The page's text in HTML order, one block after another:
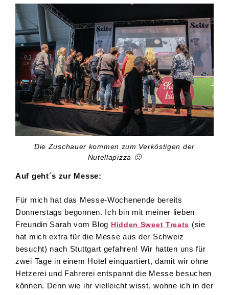
Die Zuschauer kommen zum Verköstigen der
Nutellapizza 🙂
Auf geht´s zur Messe:
Für mich hat das Messe-Wochenende bereits
Donnerstags begonnen. Ich bin mit meiner lieben
Freundin Sarah vom Blog Hidden Sweet Treats (sie
hat mich extra für die Messe aus der Schweiz
besucht) nach Stuttgart gefahren! Wir hatten uns für
zwei Tage in einem Hotel einquartiert, damit wir ohne
Hetzerei und Fahrerei entspannt die Messe besuchen
können. Denn wie ihr vielleicht wisst, wohne ich in der